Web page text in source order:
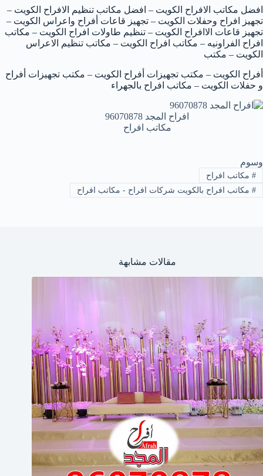
افضل مكاتب الافراح الكويت – افضل مكاتب تنظيم الافراح الكويت –
تجهيز افراح وحفلات الكويت – تجهيز قاعات أفراح واعراس الكويت –
تجهيز قاعات الاافراح الكويت – تنظيم طاولات افراح الكويت – مكاتب
افراح الفراونيه – مكاتب افراح الكويت – مكاتب تنظيم الاعراس
الكويت – مكتب
أفراح الكويت – مكتب تجهيزات أفراح الكويت – مكتب تجهيزات أفراح
و حفلات الكويت – مكاتب افراح بالجهراء
افراح المجد 96070878
مكاتب افراح
وسوم
#مكاتب افراح
#مكاتب افراح بالكويت شركات افراح - مكاتب افراح
مقالات مشابهة